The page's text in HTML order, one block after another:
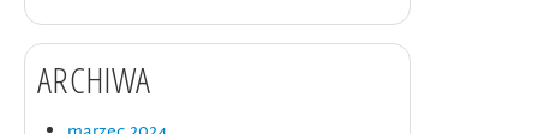
ARCHIWA